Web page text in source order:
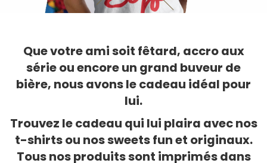
Que votre ami soit fêtard, accro aux
série ou encore un grand buveur de
bière, nous avons le cadeau idéal pour
lui.
Trouvez le cadeau qui lui plaira avec nos
t-shirts ou nos sweets fun et originaux.
Tous nos produits sont imprimés dans